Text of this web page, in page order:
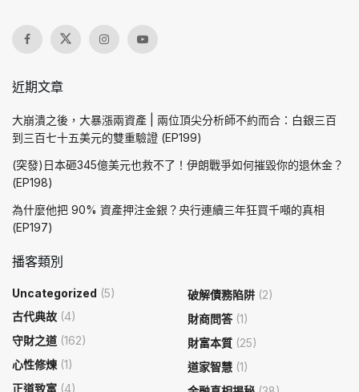
近期文章
大崩潰之後，大暴漲兩資產 | 兩位頂尖分析師不約而合：白銀三百
到三百七十五美元的雙重驗證 (EP199)
(突發)日本砸345億美元也救不了！伊朗戰爭如何摧毀你的退休金？
(EP198)
為什麼他把 90% 資產押注金銀？央行連續三年狂買千噸的真相
(EP197)
播客類別
Uncategorized (5)
古代典故 (4)
守財之道 (162)
心性修煉 (1)
正道致富 (4)
破解債務陷阱 (2)
財商問答(1)
財富本質 (25)
道家智慧 (1)